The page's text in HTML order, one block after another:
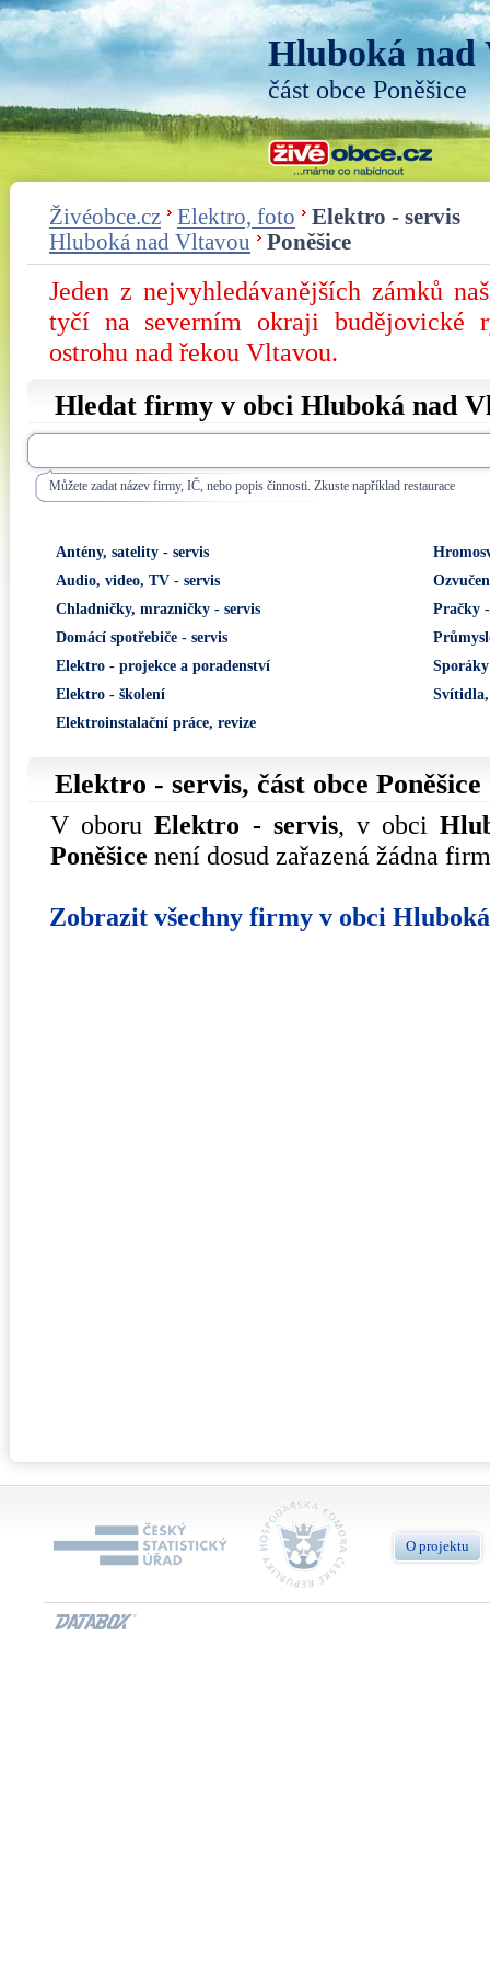
Hluboká nad
část obce Poněšice
Živéobce.cz Elektro, foto
Elektro - servis
Hluboká nad Vltavou
Poněšice
Jeden z nejvyhledávanějších zámků
tyčí na severním okraji budějovické
ostrohu nad řekou Vltavou.
Hledat firmy v obci Hluboká nad
Můžete zadat název firmy, IČ, nebo popis činnosti. Zkuste například restaurace
Antény, satelity - servis
Audio, video, TV - servis
Chladničky, mrazničky - servis
Domácí spotřebiče - servis
Elektro - projekce a poradenství
Elektro - školení
Elektroinstalační práce, revize
Pračky
Svítidla,
Elektro - servis, část obce Poněšice
V oboruElektro - servis, v obci
Poněšice není dosud zařazená žádna
Zobrazit všechny firmy v obci
O projektu